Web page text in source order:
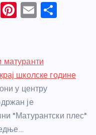
M Pi
e
st
E
матуранти
школске године
у центру
је
"Матурантски плес"